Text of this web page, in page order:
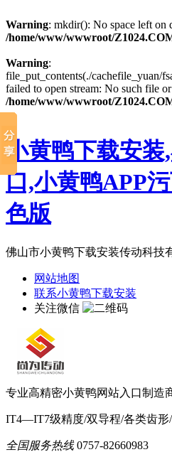
Warning: mkdir(): No space left on
/home/www/wwwroot/
Warning:
file_put_contents(./cachefile_yuan/
failed to open stream: No such file
/home/www/wwwroot/
小黄鸭下载安装
口,小黄鸭APP
色版
佛山市小黄鸭下载安装传动科技
网站地图
联系小黄鸭下载安装
关注微信
专业高精密小黄鸭网站入口制造
IT4—IT7级精度/双导程/各类齿形
全国服务热线 0757-82660983